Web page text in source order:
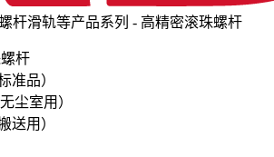
杆滑轨等产品系列 - 高精密滚珠螺杆
杆
准品）
尘室用）
送用）